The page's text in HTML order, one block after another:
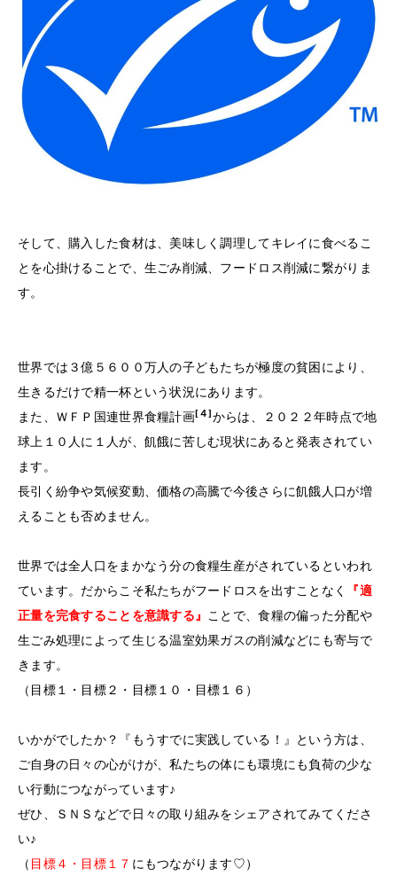
そして、購入した食材は、美味しく調理してキレイに食べるこ
とを心掛けることで、生ごみ削減、フードロス削減に繋がりま
す。
世界では３億５６００万人の子どもたちが極度の貧困により、
生きるだけで精一杯という状況にあります。
また、ＷＦＰ国連世界食糧計画[４] からは、２０２２年時点で地
球上１０人に１人が、飢餓に苦しむ現状にあると発表されてい
ます。
長引く紛争や気候変動、価格の高騰で今後さらに飢餓人口が増
えることも否めません。
世界では全人口をまかなう分の食糧生産がされているといわれ
ています。だからこそ私たちがフードロスを出すことなく
『適
正量を完食することを意識する』 ことで、食糧の偏った分配や
生ごみ処理によって生じる温室効果ガスの削減などにも寄与で
きます。
（目標１・目標２・目標１０・目標１６）
いかがでしたか？『もうすでに実践している！』という方は、
ご自身の日々の心がけが、私たちの体にも環境にも負荷の少な
い行動につながっています♪
ぜひ、ＳＮＳなどで日々の取り組みをシェアされてみてくださ
い♪
（ 目標４・目標１７ にもつながります♡）